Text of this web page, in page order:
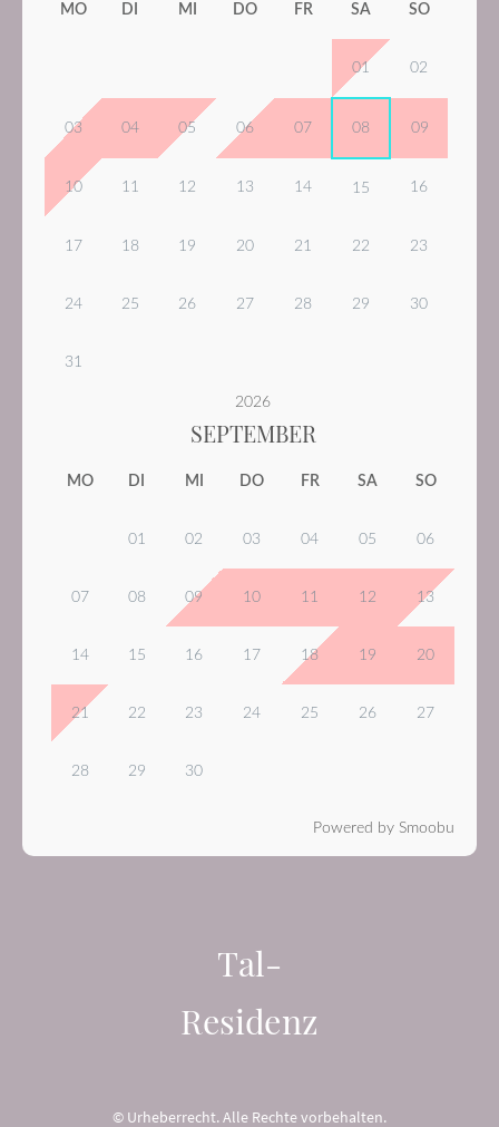
MO DI MI DO FR SA SO
01 02
03 04 05 06 07 08 09
10 11 12 13 14 15 16
17 18 19 20 21 22 23
24 25 26 27 28 29 30
31
2026
SEPTEMBER
MO DI MI DO FR SA SO
01 02 03 04 05 06
07 08 09 10 11 12 13
14 15 16 17 18 19 20
21 22 23 24 25 26 27
28 29 30
Powered by Smoobu
Tal-
Residenz
© Urheberrecht. Alle Rechte vorbehalten.